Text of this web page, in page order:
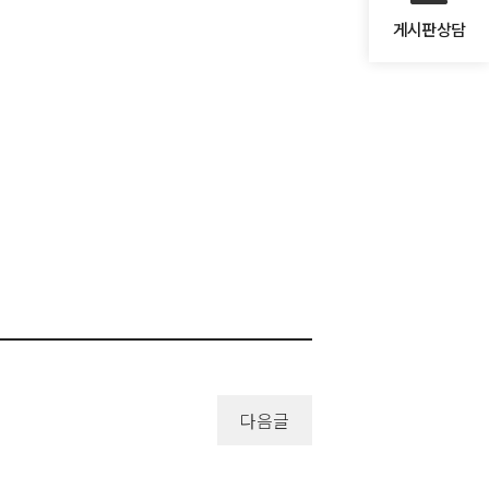
게시판상담
다음글